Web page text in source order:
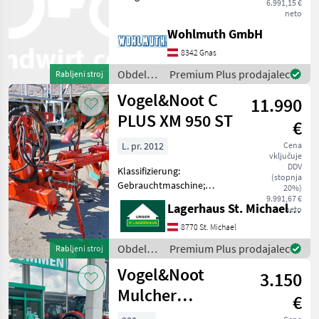
Rabljeni stroj
6.991,15 €
neto
Vorschäler, Scheibensech,
Pendelstützrad, obračalni
plug - hidravlič
Wohlmuth GmbH
8342 Gnas
Obdelava
tal /
Vogel&Noot
Premium Plus prodajalec
Rabljeni stroj
Vogel&Noot C
PLUS XM 950 ST
11.990
€
Cena
vključuje
DDV
(stopnja
20%)
9.991,67 €
neto
L. pr. 2012
Klassifizierung:
Gebrauchtmaschine;
Arbeitsbreite: 185;
Seriennummer/Fahrgestellnummer:
C13Y564A75;
Schnittbreitenverstellung:
Ja; Körperabstand: 950;
Körper: Streif
Lagerhaus St. Michael ob Leoben eGen
8770 St. Michael
Obdelava
tal /
Vogel&Noot
Premium Plus prodajalec
Vogel&Noot
Mulcher
3.150
€